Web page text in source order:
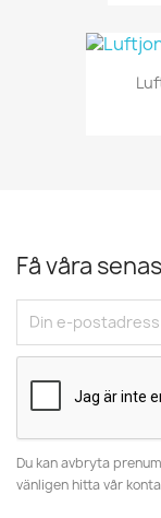
Få våra
Du kan avbryta
vänligen hitta vår